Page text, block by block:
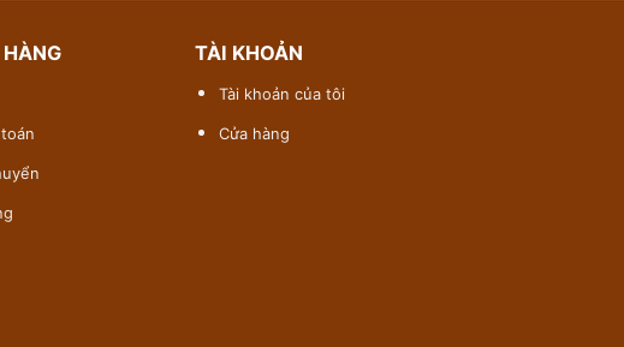
TÀI KHOẢN
Tài khoản của tôi
Cửa hàng